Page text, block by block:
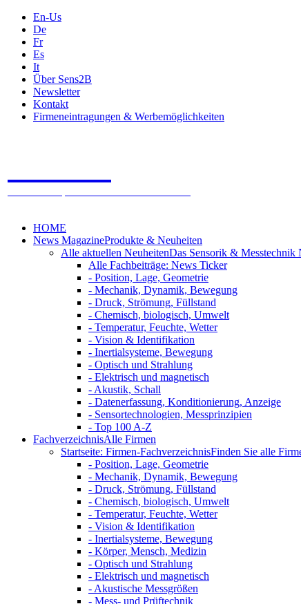
En-Us
De
Fr
Es
It
Über Sens2B
Newsletter
Kontakt
Firmeneintragungen & Werbemöglichkeiten
HOME
News MagazineProdukte & Neuheiten
Alle aktuellen NeuheitenDas Sensorik & Messtechnik
Alle Fachbeiträge: News Ticker
- Position, Lage, Geometrie
- Mechanik, Dynamik, Bewegung
- Druck, Strömung, Füllstand
- Chemisch, biologisch, Umwelt
- Temperatur, Feuchte, Wetter
- Vision & Identifikation
- Inertialsysteme, Bewegung
- Optisch und Strahlung
- Elektrisch und magnetisch
- Akustik, Schall
- Datenerfassung, Konditionierung, Anzeige
- Sensortechnologien, Messprinzipien
- Top 100 A-Z
FachverzeichnisAlle Firmen
Startseite: Firmen-FachverzeichnisFinden Sie alle
- Position, Lage, Geometrie
- Mechanik, Dynamik, Bewegung
- Druck, Strömung, Füllstand
- Chemisch, biologisch, Umwelt
- Temperatur, Feuchte, Wetter
- Vision & Identifikation
- Inertialsysteme, Bewegung
- Körper, Mensch, Medizin
- Optisch und Strahlung
- Elektrisch und magnetisch
- Akustische Messgrößen
- Mess- und Prüftechnik